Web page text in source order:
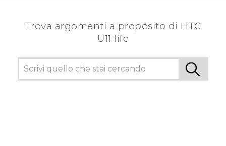
Trova argomenti a proposito di HTC
U11 life